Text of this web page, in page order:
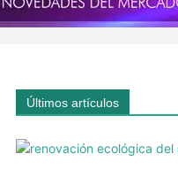
Últimos artículos